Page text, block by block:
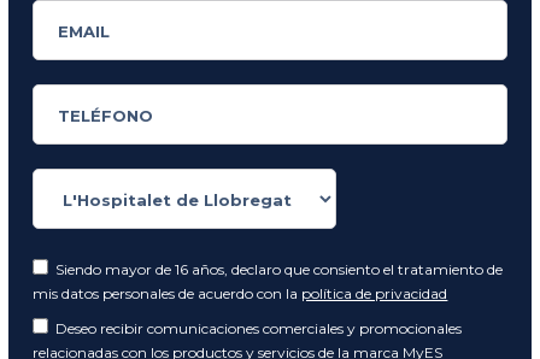
Siendo mayor de 16 años, declaro que consiento el tratamiento de
mis datos personales de acuerdo con la política de privacidad
Deseo recibir comunicaciones comerciales y promocionales
relacionadas con los productos y servicios de la marca MyES